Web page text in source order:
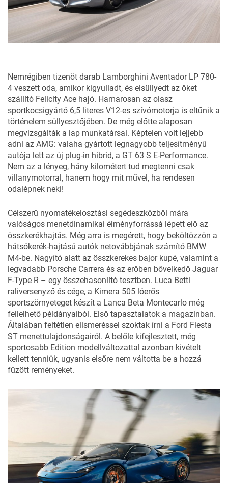
Nemrégiben tizenöt darab Lamborghini Aventador LP 780-
4 veszett oda, amikor kigyulladt, és elsüllyedt az őket
szállító Felicity Ace hajó. Hamarosan az olasz
sportkocsigyártó 6,5 literes V12-es szívómotorja is eltűnik a
történelem süllyesztőjében. De még előtte alaposan
megvizsgálták a lap munkatársai. Képtelen volt lejjebb
adni az AMG: valaha gyártott legnagyobb teljesítményű
autója lett az új plug-in hibrid, a GT 63 S E-Performance.
Nem az a lényeg, hány kilométert tud megtenni csak
villanymotorral, hanem hogy mit művel, ha rendesen
odalépnek neki!
Célszerű nyomatékelosztási segédeszközből mára
valóságos menetdinamikai élményforrássá lépett elő az
összkerékhajtás. Még arra is megérett, hogy beköltözzön a
hátsókerék-hajtású autók netovábbjának számító BMW
M4-be. Nagyító alatt az összkerekes bajor kupé, valamint a
legvadabb Porsche Carrera és az erőben bővelkedő Jaguar
F-Type R – egy összehasonlító tesztben. Luca Betti
raliversenyző és cége, a Kimera 505 lóerős
sportszörnyeteget készít a Lanca Beta Montecarlo még
fellelhető példányaiból. Első tapasztalatok a magazinban.
Általában feltétlen elismeréssel szoktak írni a Ford Fiesta
ST menettulajdonságairól. A belőle kifejlesztett, még
sportosabb Edition modellváltozattal azonban kivételt
kellett tenniük, ugyanis elsőre nem váltotta be a hozzá
fűzött reményeket.